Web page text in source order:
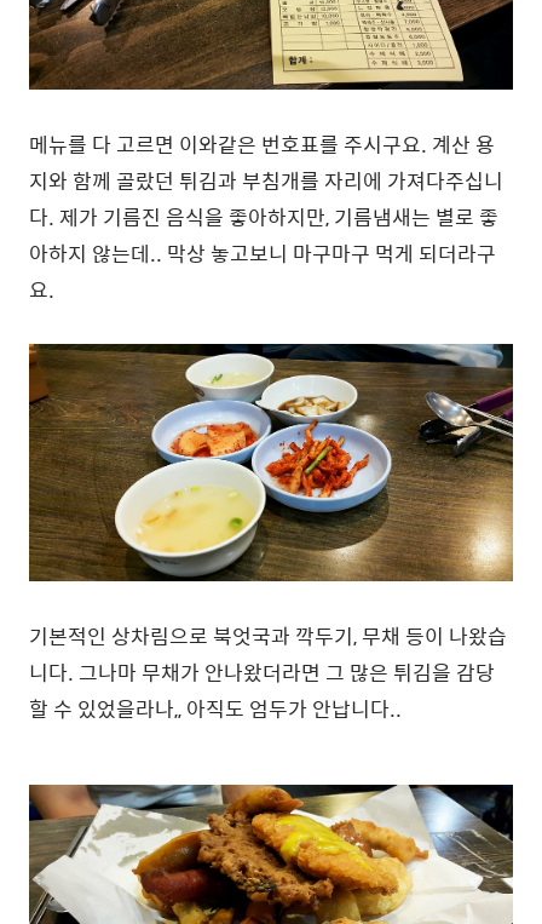
메뉴를 다 고르면 이와같은 번호표를 주시구요. 계산 용
지와 함께 골랐던 튀김과 부침개를 자리에 가져다주십니
다. 제가 기름진 음식을 좋아하지만, 기름냄새는 별로 좋
아하지 않는데.. 막상 놓고보니 마구마구 먹게 되더라구
요.
기본적인 상차림으로 북엇국과 깍두기, 무채 등이 나왔습
니다. 그나마 무채가 안나왔더라면 그 많은 튀김을 감당
할 수 있었을라나,, 아직도 엄두가 안납니다..